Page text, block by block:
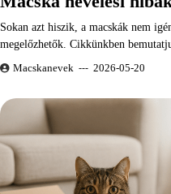
Sokan azt hiszik, a macskák nem
megelőzhetők. Cikkünkben
Macskanevek 2026-05-20